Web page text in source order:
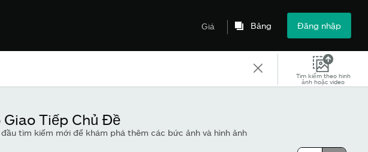
Giá Bảng Đăng nhập
Tìm kiếm theo hình
ảnh hoặc video
Tiếp Chủ Đề
tìm kiếm mới để khám phá thêm các bức ảnh và hình ảnh